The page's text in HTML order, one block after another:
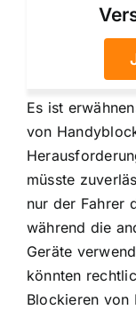
Es ist
von
müsste
nur der Fahrer
während die
Geräte
könnten
Blockieren von